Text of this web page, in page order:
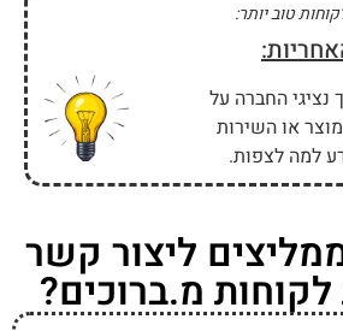
החברה על
או השירות
למה לצפות.
ליצור קשר
מ.ברוכים?